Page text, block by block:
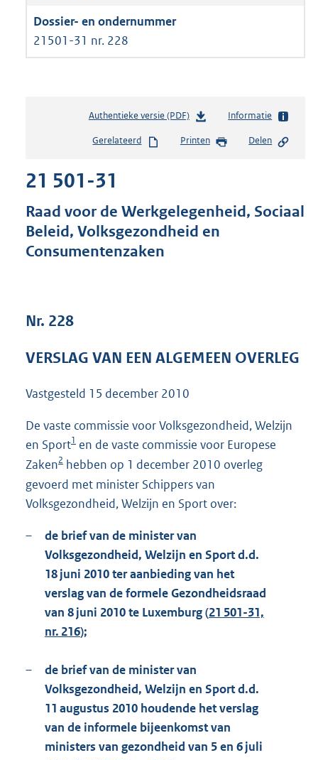
21501-31 nr. 228
Authentieke versie (PDF)b
s
s
g
6
Informatie
Gerelateerd Printen Delen
21 501-31
Raad voor de Werkgelegenheid, Sociaal
Beleid, Volksgezondheid en
Consumentenzaken
Nr. 228
VERSLAG VAN EEN ALGEMEEN OVERLEG
Vastgesteld 15 december 2010
De vaste commissie voor Volksgezondheid, Welzijn
en Sport1 en de vaste commissie voor Europese
Zaken2 hebben op 1 december 2010 overleg
gevoerd met minister Schippers van
Volksgezondheid, Welzijn en Sport over:
–
de brief van de minister van
Volksgezondheid, Welzijn en Sport d.d.
18 juni 2010 ter aanbieding van het
verslag van de formele Gezondheidsraad
van 8 juni 2010 te Luxemburg (21 501-31,
nr. 216);
–
de brief van de minister van
Volksgezondheid, Welzijn en Sport d.d.
11 augustus 2010 houdende het verslag
van de informele bijeenkomst van
ministers van gezondheid van 5 en 6 juli